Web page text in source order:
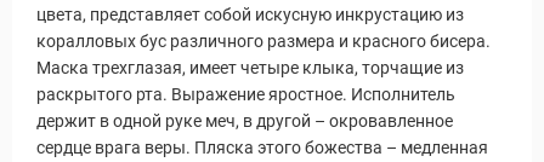
цвета, представляет собой искусную инкрустацию из
коралловых бус различного размера и красного бисера.
Маска трехглазая, имеет четыре клыка, торчащие из
раскрытого рта. Выражение яростное. Исполнитель
держит в одной руке меч, в другой – окровавленное
сердце врага веры. Пляска этого божества – медленная